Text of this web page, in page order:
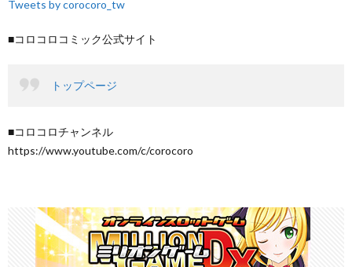
Tweets by corocoro_tw
■コロコロコミック公式サイト
トップページ
■コロコロチャンネル
https://www.youtube.com/c/corocoro​